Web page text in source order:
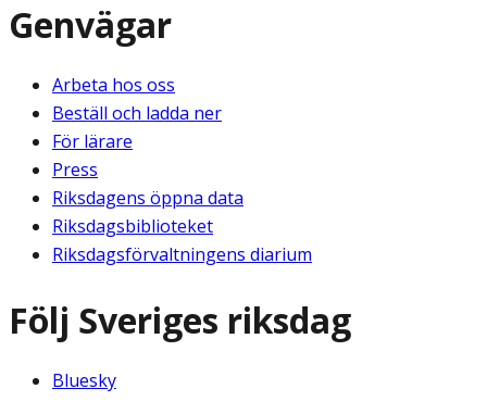
Genvägar
Arbeta hos oss
Beställ och ladda ner
För lärare
Press
Riksdagens öppna data
Riksdagsbiblioteket
Riksdagsförvaltningens diarium
Följ Sveriges riksdag
Bluesky